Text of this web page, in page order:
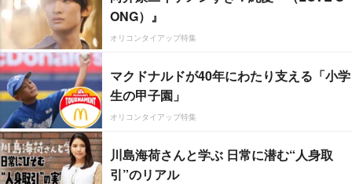
ONG）』
オリコンタイアップ特集
マクドナルドが40年にわたり支える「小学
生の甲子園」
オリコンタイアップ特集
川島海荷さんと学ぶ 日常に潜む“人身取
引”のリアル